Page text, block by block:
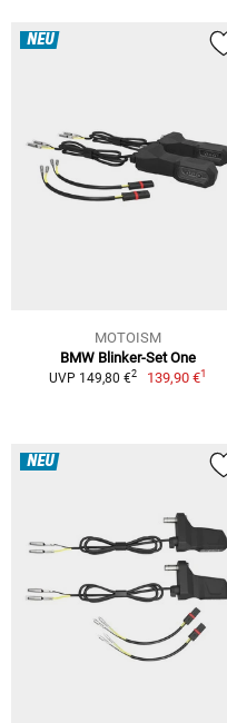
NEU
MOTOISM
BMW Blinker-Set One
UVP 149,80 €2 139,90 €1
NEU